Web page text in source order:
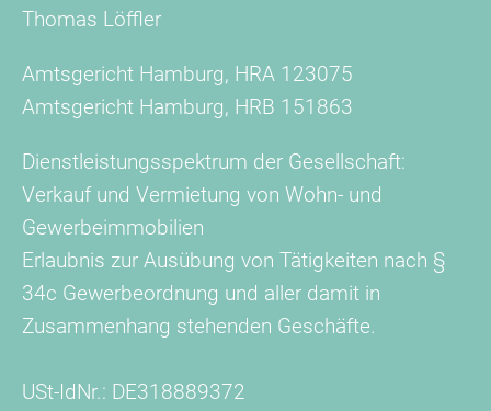
Thomas Löffler
Amtsgericht Hamburg, HRA 123075
Amtsgericht Hamburg, HRB 151863
Dienstleistungsspektrum der Gesellschaft:
Verkauf und Vermietung von Wohn- und
Gewerbeimmobilien
Erlaubnis zur Ausübung von Tätigkeiten nach §
34c Gewerbeordnung und aller damit in
Zusammenhang stehenden Geschäfte.
USt-IdNr.: DE318889372